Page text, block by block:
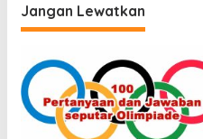
i
g
a
s
i
Jangan Lewatkan